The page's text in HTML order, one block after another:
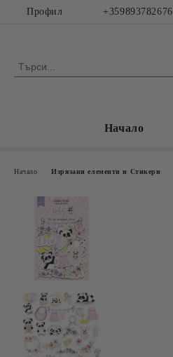
Профил +359893782676
Начало
Начало Изрязани елементи и Стикери